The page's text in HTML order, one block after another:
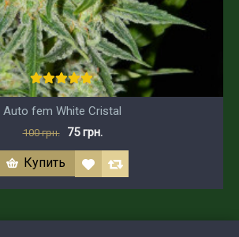
Auto fem White Cristal
100 грн. 75 грн.
Купить